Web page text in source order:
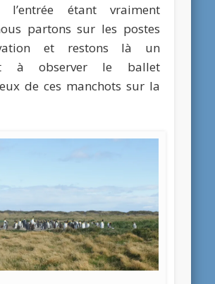
l’entrée étant vraiment
partons sur les postes
et restons là un
à observer le ballet
de ces manchots sur la